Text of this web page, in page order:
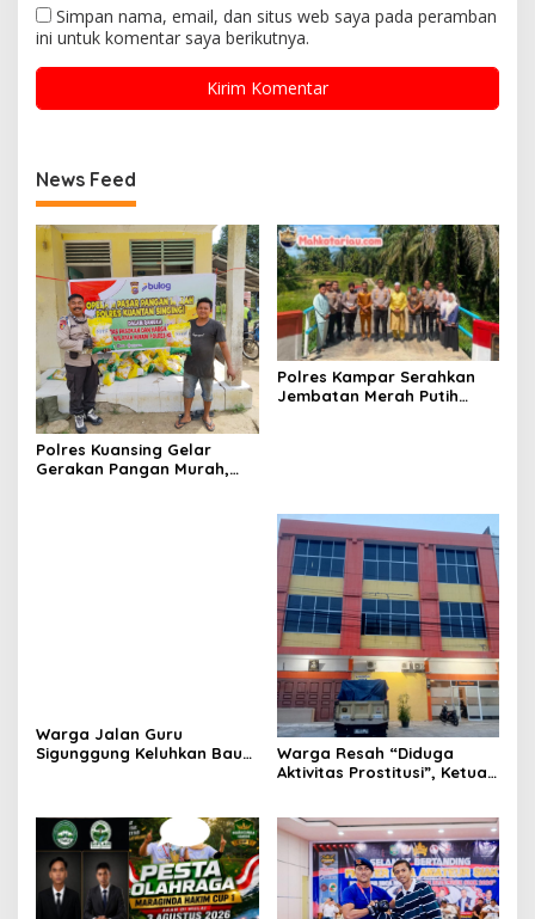
Simpan nama, email, dan situs web saya pada peramban
ini untuk komentar saya berikutnya.
News Feed
Polres Kuansing Gelar
Gerakan Pangan Murah,
Polres Kampar Serahkan
Jembatan Merah Putih
Warga Jalan Guru
Sigunggung Keluhkan Bau
Warga Resah “Diduga
Aktivitas Prostitusi”, Ketua
Aktivitas Z Homestay di
Jalan Tanjung Datuk